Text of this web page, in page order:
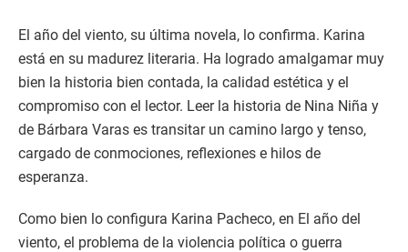
El año del viento, su última novela, lo confirma. Karina
está en su madurez literaria. Ha logrado amalgamar muy
bien la historia bien contada, la calidad estética y el
compromiso con el lector. Leer la historia de Nina Niña y
de Bárbara Varas es transitar un camino largo y tenso,
cargado de conmociones, reflexiones e hilos de
esperanza.
Como bien lo configura Karina Pacheco, en El año del
viento, el problema de la violencia política o guerra